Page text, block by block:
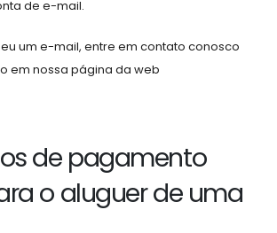
de e-mail.
um e-mail, entre em contato conosco
em nossa página da web
de pagamento
o aluguer de uma